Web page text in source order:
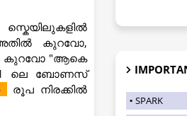
കുറവോ,
"ആകെ
21 ലെ ബോണസ്
രൂപ നിരക്കിൽ
SPARK